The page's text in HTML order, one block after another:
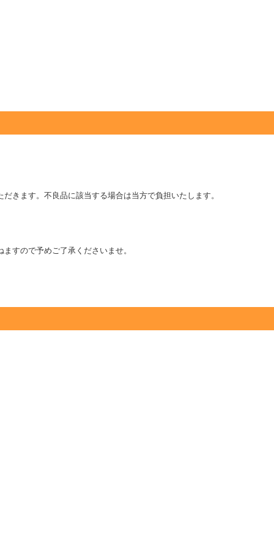
きます。不良品に該当する場合は当方で負担いたします。
すので予めご了承くださいませ。